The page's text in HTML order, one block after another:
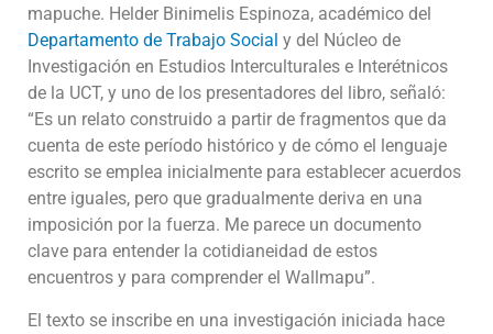
mapuche. Helder Binimelis Espinoza, académico del
Departamento de Trabajo Social y del Núcleo de
Investigación en Estudios Interculturales e Interétnicos
de la UCT, y uno de los presentadores del libro, señaló:
“Es un relato construido a partir de fragmentos que da
cuenta de este período histórico y de cómo el lenguaje
escrito se emplea inicialmente para establecer acuerdos
entre iguales, pero que gradualmente deriva en una
imposición por la fuerza. Me parece un documento
clave para entender la cotidianeidad de estos
encuentros y para comprender el Wallmapu”.
El texto se inscribe en una investigación iniciada hace